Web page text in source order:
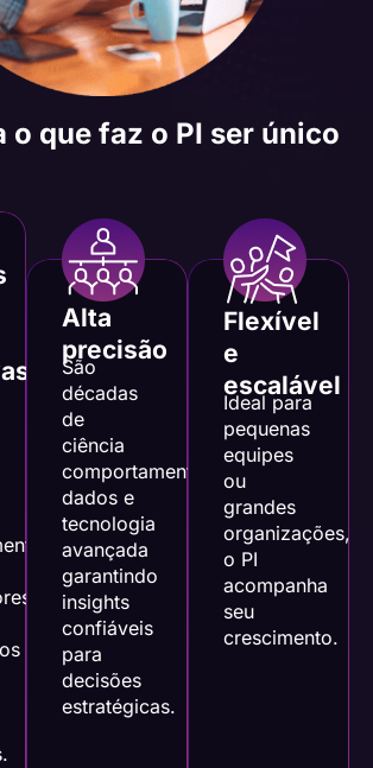
o que faz o PI ser único
Alta
precisão
São
décadas
de
ciência
comportamental,
dados e
tecnologia
avançada
garantindo
insights
confiáveis
para
decisões
estratégicas.
Flexível
e
escalável
Ideal para
pequenas
equipes
ou
grandes
organizações,
o PI
acompanha
seu
crescimento.